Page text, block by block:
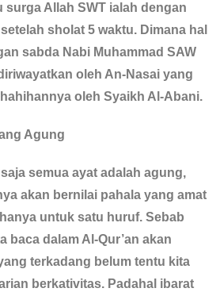
surga Allah SWT ialah dengan
sholat 5 waktu. Dimana hal
sabda Nabi Muhammad SAW
oleh An-Nasai yang
oleh Syaikh Al-Abani.
Agung
semua ayat adalah agung,
akan bernilai pahala yang amat
untuk satu huruf. Sebab
baca dalam Al-Qur’an akan
terkadang belum tentu kita
berkativitas. Padahal ibarat